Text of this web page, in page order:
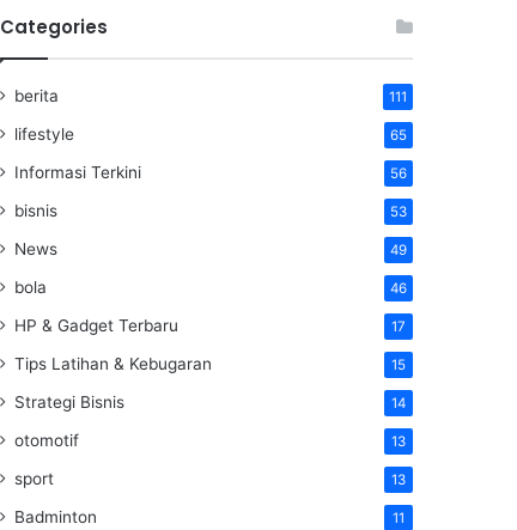
Categories
berita 111
lifestyle 65
Informasi Terkini 56
bisnis 53
News 49
bola 46
HP & Gadget Terbaru 17
Tips Latihan & Kebugaran 15
Strategi Bisnis 14
otomotif 13
sport 13
Badminton 11